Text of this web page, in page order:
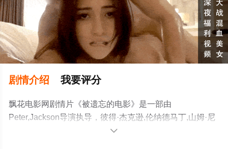
剧情介绍 我要评分
飘花电影网剧情片《被遗忘的电影》是一部由
Peter,Jackson导演执导，彼得·杰克逊,伦纳德马丁,山姆·尼
尔,Thomas,Robins等演员精彩演绎的其它电影，手机免费
